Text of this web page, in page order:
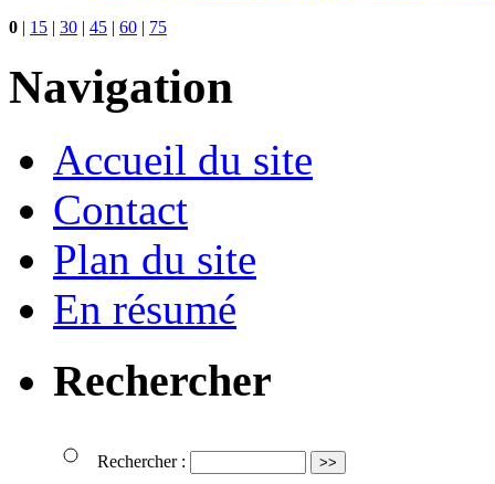
0 | 15 | 30 | 45 | 60 | 75
Navigation
Accueil du site
Contact
Plan du site
En résumé
Rechercher
Rechercher :